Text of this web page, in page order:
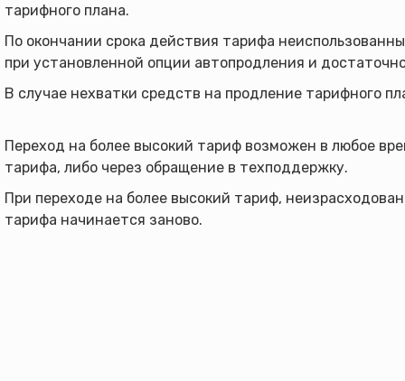
тарифного плана.
По окончании срока действия тарифа
при установленной опции автопродления и
В случае нехватки средств на продление тарифного
Переход на более высокий тариф возможен в любое
тарифа, либо через обращение в техподдержку.
При переходе на более высокий тариф,
тарифа начинается заново.